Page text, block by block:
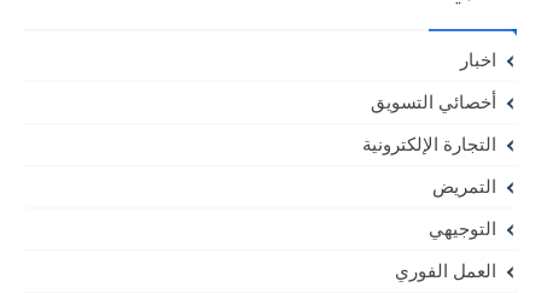
اخبار
أخصائي التسويق
التجارة الإلكترونية
التمريض
التوجيهي
العمل الفوري